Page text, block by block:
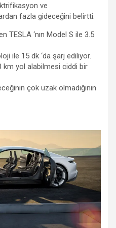
ve
fazla gideceğini belirtti.
TESLA ‘nın Model S ile 3.5
ile 15 dk ‘da şarj ediliyor.
km yol alabilmesi ciddi bir
çok uzak olmadığının